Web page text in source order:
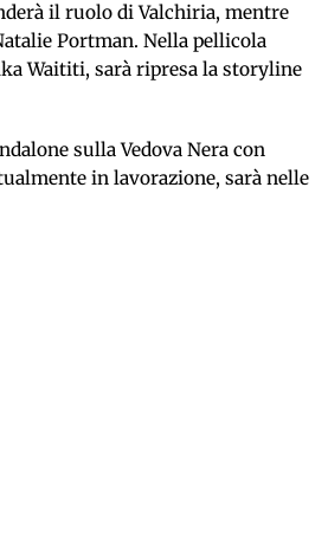
il ruolo di Valchiria, mentre
Portman. Nella pellicola
Waititi, sarà ripresa la storyline
sulla Vedova Nera con
in lavorazione, sarà nelle